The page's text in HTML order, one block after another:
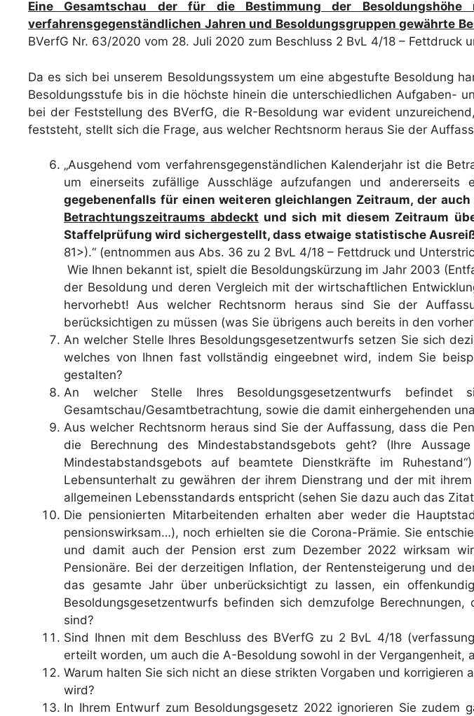
Eine Gesamtschau der für die Bestimmung der
verfahrensgegenständlichen Jahren und Besoldungsgruppen gewährte
BVerfG Nr. 63/2020 vom 28. Juli 2020 zum Beschluss 2 BvL 4/18 – Fettdruck
Da es sich bei unserem Besoldungssystem um eine abgestufte Besoldung
Besoldungsstufe bis in die höchste hinein die unterschiedlichen Aufgaben-
bei der Feststellung des BVerfG, die R-Besoldung war evident
feststeht, stellt sich die Frage, aus welcher Rechtsnorm heraus Sie der
„Ausgehend vom verfahrensgegenständlichen Kalenderjahr ist die
um einerseits zufällige Ausschläge aufzufangen und andererseits
gegebenenfalls für einen weiteren gleichlangen Zeitraum, der
Betrachtungszeitraums abdeckt und sich mit diesem Zeitraum
Staffelprüfung wird sichergestellt, dass etwaige statistische
81>).“ (entnommen aus Abs. 36 zu 2 BvL
Wie Ihnen bekannt ist, spielt die Besoldungskürzung im Jahr 2003
der Besoldung und deren Vergleich mit der wirtschaftlichen
hervorhebt! Aus welcher Rechtsnorm heraus sind Sie der
berücksichtigen zu müssen (was Sie übrigens auch bereits in den
An welcher Stelle Ihres Besoldungsgesetzentwurfs setzen Sie sich
welches von Ihnen fast vollständig eingeebnet wird, indem Sie
gestalten?
An welcher Stelle Ihres Besoldungsgesetzentwurfs befindet
Gesamtschau/Gesamtbetrachtung, sowie die damit einhergehenden
Aus welcher Rechtsnorm heraus sind Sie der Auffassung, dass die
die Berechnung des Mindestabstandsgebots geht? (Ihre
Mindestabstandsgebots auf beamtete Dienstkräfte im
Lebensunterhalt zu gewähren der ihrem Dienstrang und der mit
allgemeinen Lebensstandards entspricht (sehen Sie dazu auch das
Die pensionierten Mitarbeitenden erhalten aber weder die
pensionswirksam…), noch erhielten sie die Corona-Prämie. Sie
und damit auch der Pension erst zum Dezember 2022 wirksam
Pensionäre. Bei der derzeitigen Inflation, der Rentensteigerung und
das gesamte Jahr über unberücksichtigt zu lassen, ein
Besoldungsgesetzentwurfs befinden sich demzufolge
sind?
Sind Ihnen mit dem Beschluss des BVerfG zu 2 BvL 4/18
erteilt worden, um auch die A-Besoldung sowohl in der
Warum halten Sie sich nicht an diese strikten Vorgaben und
wird?
In Ihrem Entwurf zum Besoldungsgesetz 2022 ignorieren Sie